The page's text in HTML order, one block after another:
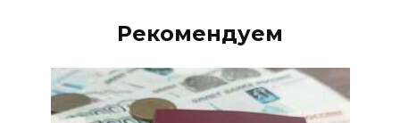
Рекомендуем